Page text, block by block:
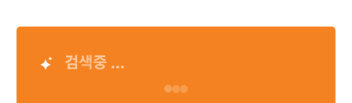
검색중 ...
Loading…